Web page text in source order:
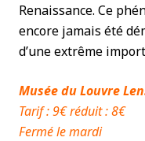
Renaissance. Ce
encore jamais été
d’une extrême
Musée du Louvre
Tarif : 9€ réduit : 8€
Fermé le mardi